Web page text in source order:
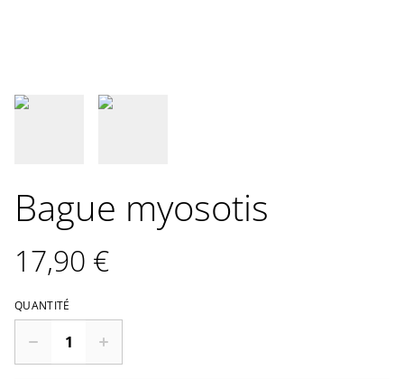
Bague myosotis
17,90 €
QUANTITÉ